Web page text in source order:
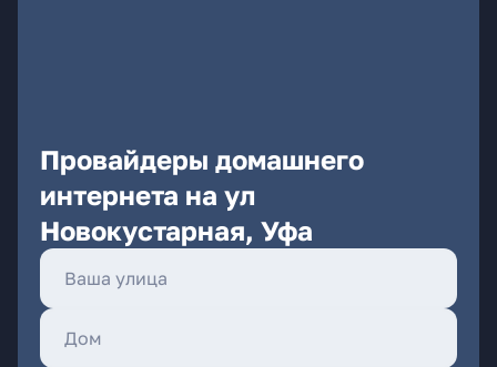
Провайдеры домашнего
интернета на ул
Новокустарная, Уфа